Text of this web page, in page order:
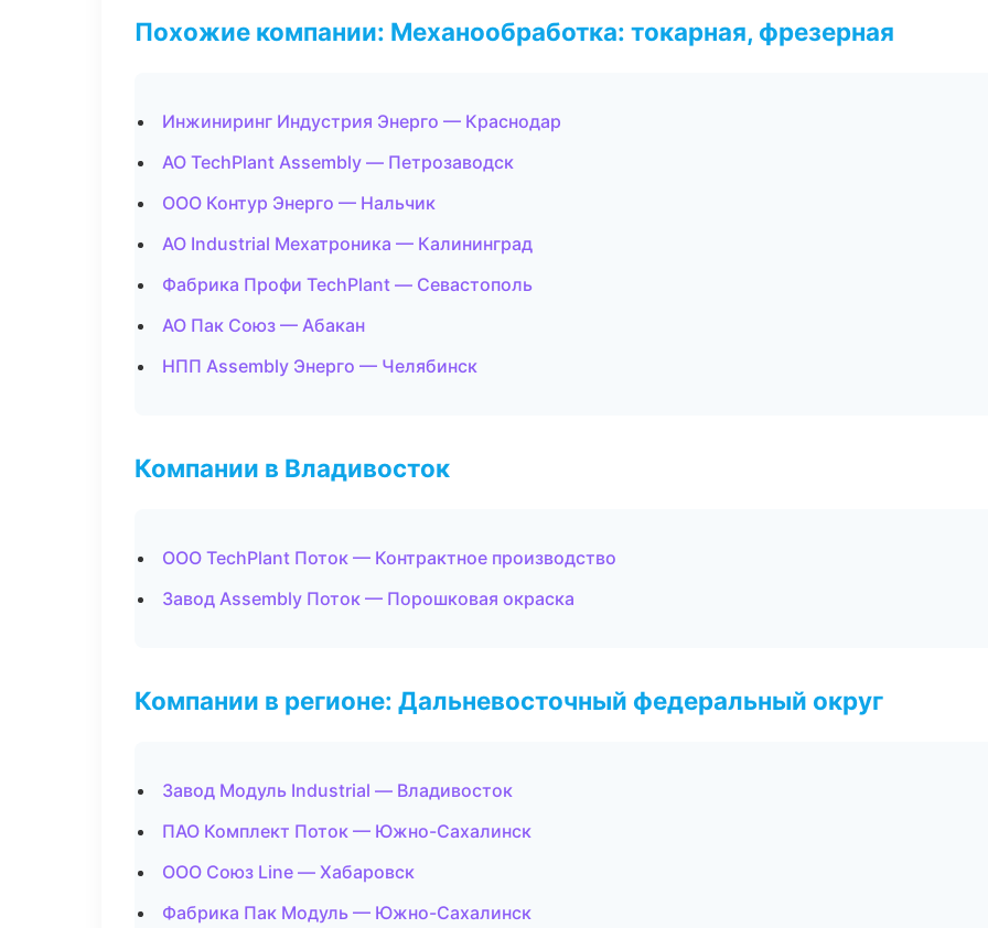
Похожие компании: Механообработка: токарная, фрезерная
Инжиниринг Индустрия Энерго — Краснодар
АО TechPlant Assembly — Петрозаводск
ООО Контур Энерго — Нальчик
АО Industrial Мехатроника — Калининград
Фабрика Профи TechPlant — Севастополь
АО Пак Союз — Абакан
НПП Assembly Энерго — Челябинск
Компании в Владивосток
ООО TechPlant Поток — Контрактное производство
Завод Assembly Поток — Порошковая окраска
Компании в регионе: Дальневосточный федеральный округ
Завод Модуль Industrial — Владивосток
ПАО Комплект Поток — Южно-Сахалинск
ООО Союз Line — Хабаровск
Фабрика Пак Модуль — Южно-Сахалинск